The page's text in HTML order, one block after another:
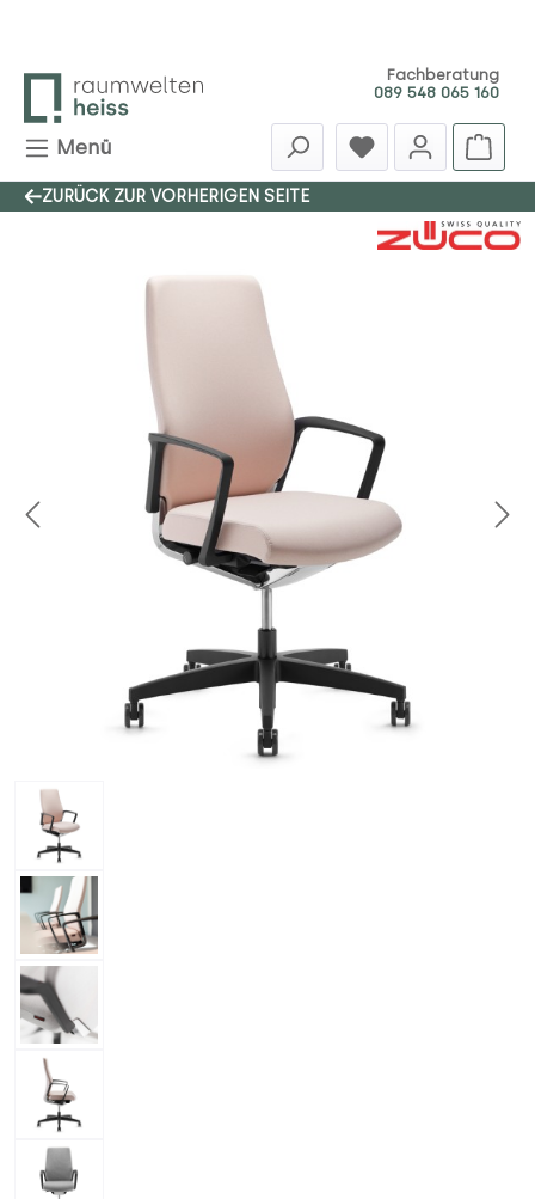
Fachberatung
089 548 065 160
Menü
ZURÜCK ZUR VORHERIGEN SEITE
Bildergalerie überspringen